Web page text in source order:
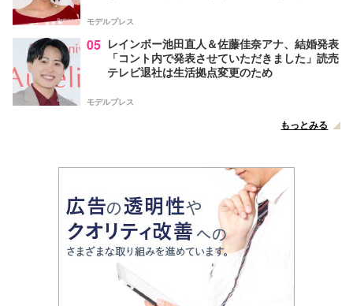
モデルプレス
05 レインボー池田直人＆佐藤佳奈アナ、結婚発表
「コント内で発表させていただきました」読売
テレビ退社は生活拠点変更のため
モデルプレス
もっとみる